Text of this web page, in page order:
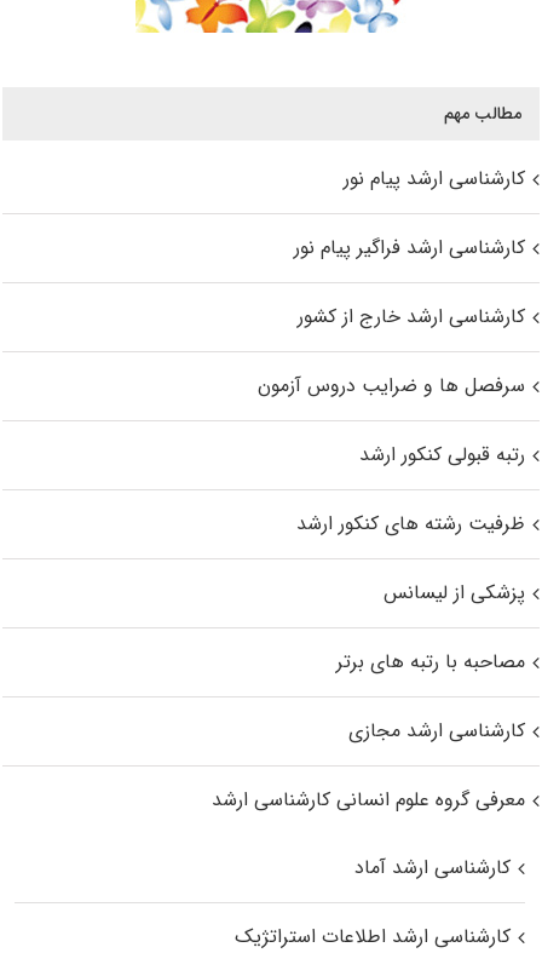
مطالب مهم
کارشناسی ارشد پیام نور
کارشناسی ارشد فراگیر پیام نور
کارشناسی ارشد خارج از کشور
سرفصل ها و ضرایب دروس آزمون
رتبه قبولی کنکور ارشد
ظرفیت رشته های کنکور ارشد
پزشکی از لیسانس
مصاحبه با رتبه های برتر
کارشناسی ارشد مجازی
معرفی گروه علوم انسانی کارشناسی ارشد
کارشناسی ارشد آماد
کارشناسی ارشد اطلاعات استراتژیک